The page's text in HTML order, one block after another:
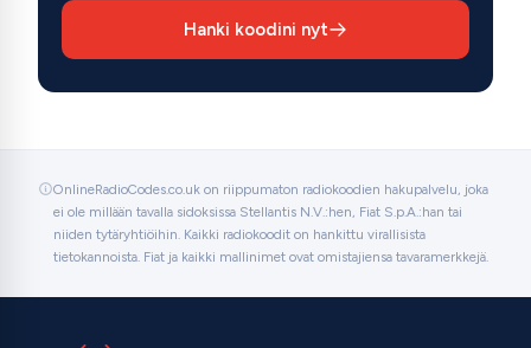
Hanki koodini nyt
OnlineRadioCodes.co.uk on riippumaton radiokoodien hakupalvelu, joka
ei ole millään tavalla sidoksissa Stellantis N.V.:hen, Fiat S.p.A.:han tai
niiden tytäryhtiöihin. Kaikki radiokoodit on hankittu virallisista
tietokannoista. Fiat ja kaikki mallinimet ovat omistajiensa tavaramerkkejä.